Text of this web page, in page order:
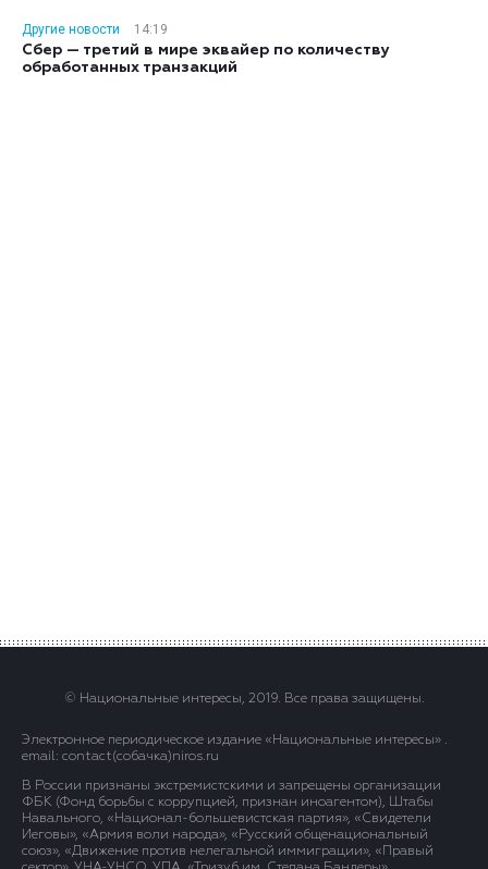
Другие новости
14:19
Сбер — третий в мире эквайер по количеству
обработанных транзакций
© Национальные интересы, 2019. Все права защищены.
Электронное периодическое издание «Национальные интересы» .
email: contact(сoбaчка)niros.ru
В России признаны экстремистскими и запрещены организации
ФБК (Фонд борьбы с коррупцией, признан иноагентом), Штабы
Навального, «Национал-большевистская партия», «Свидетели
Иеговы», «Армия воли народа», «Русский общенациональный
союз», «Движение против нелегальной иммиграции», «Правый